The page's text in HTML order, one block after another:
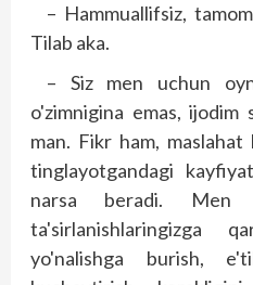
– Hammuallifsiz,
Tilab aka.
– Siz men uchun
o'zimnigina emas, ijodim
man. Fikr ham,
tinglayotgandagi
narsa beradi. Men
ta'sirlanishlaringizga
yo'nalishga burish,